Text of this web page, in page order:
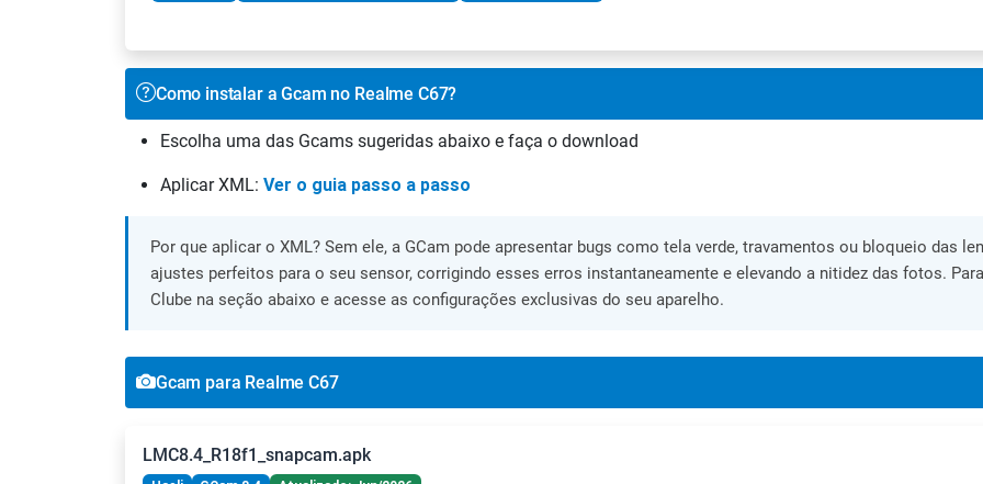
Como instalar a Gcam no Realme C67?
Escolha uma das Gcams sugeridas abaixo e faça o download
Aplicar XML: Ver o guia passo a passo
Por que aplicar o XML? Sem ele, a GCam pode apresentar bugs como tela verde, travamentos ou bloqueio das
ajustes perfeitos para o seu sensor, corrigindo esses erros instantaneamente e elevando a nitidez das fotos.
Clube na seção abaixo e acesse as configurações exclusivas do seu aparelho.
Gcam para Realme C67
LMC8.4_R18f1_snapcam.apk